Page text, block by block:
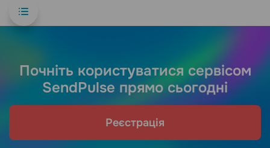
Почніть користуватися сервісом
SendPulse прямо сьогодні
Реєстрація